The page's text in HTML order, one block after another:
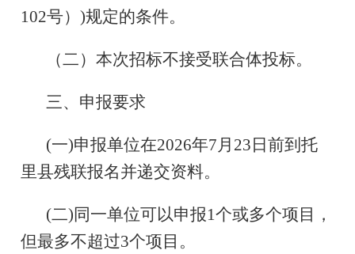
102号）)规定的条件。
（二）本次招标不接受联合体投标。
三、申报要求
(一)申报单位在2026年7月23日前到托
里县残联报名并递交资料。
(二)同一单位可以申报1个或多个项目，
但最多不超过3个项目。